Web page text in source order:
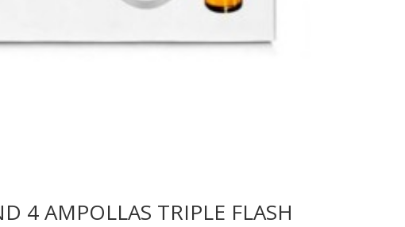
4 AMPOLLAS TRIPLE FLASH